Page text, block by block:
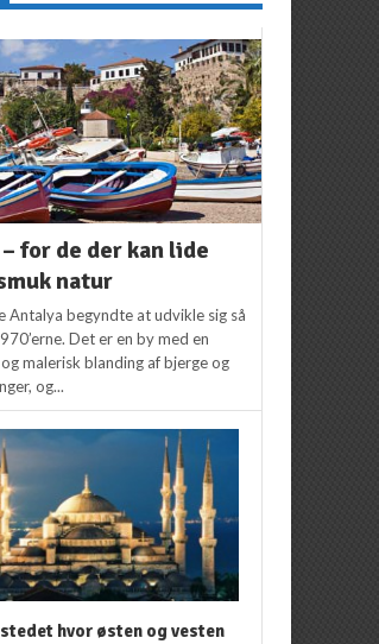
for de der kan lide
natur
Antalya begyndte at udvikle sig så
Det er en by med en
malerisk blanding af bjerge og
og...
hvor østen og vesten